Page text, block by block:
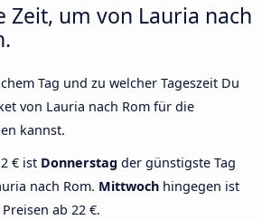
Zeit, um von Lauria nach
Tag und zu welcher Tageszeit Du
von Lauria nach Rom für die
kannst.
€ ist Donnerstag der günstigste Tag
nach Rom. Mittwoch hingegen ist
ab 22 €.